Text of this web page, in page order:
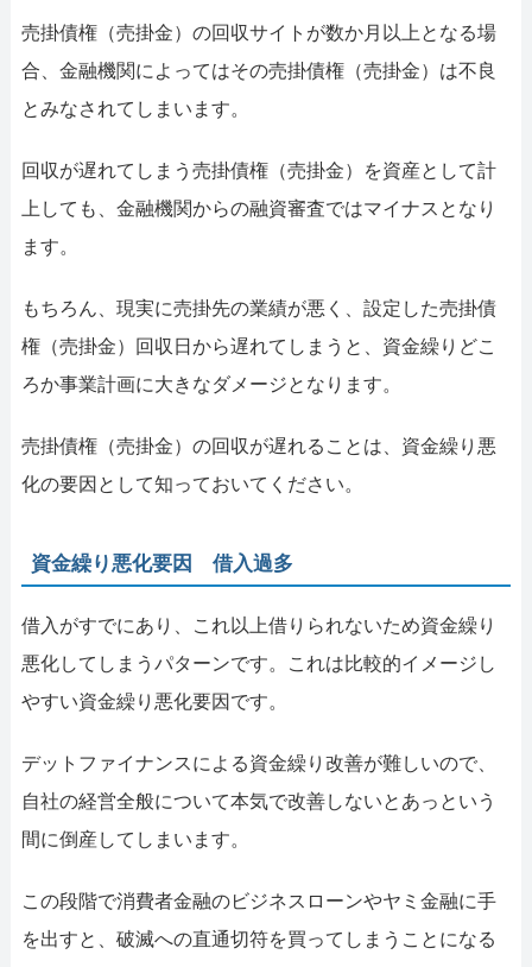
売掛債権（売掛金）の回収サイトが数か月以上となる場
合、金融機関によってはその売掛債権（売掛金）は不良
とみなされてしまいます。
回収が遅れてしまう売掛債権（売掛金）を資産として計
上しても、金融機関からの融資審査ではマイナスとなり
ます。
もちろん、現実に売掛先の業績が悪く、設定した売掛債
権（売掛金）回収日から遅れてしまうと、資金繰りどこ
ろか事業計画に大きなダメージとなります。
売掛債権（売掛金）の回収が遅れることは、資金繰り悪
化の要因として知っておいてください。
資金繰り悪化要因 借入過多
借入がすでにあり、これ以上借りられないため資金繰り
悪化してしまうパターンです。これは比較的イメージし
やすい資金繰り悪化要因です。
デットファイナンスによる資金繰り改善が難しいので、
自社の経営全般について本気で改善しないとあっという
間に倒産してしまいます。
この段階で消費者金融のビジネスローンやヤミ金融に手
を出すと、破滅への直通切符を買ってしまうことになる